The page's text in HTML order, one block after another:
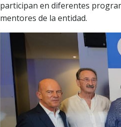
participan en diferentes
mentores de la entidad.